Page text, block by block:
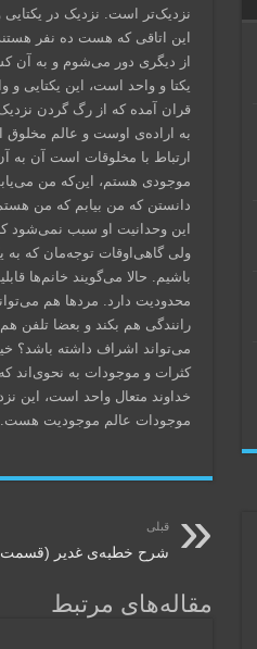
نزدیک‌تر است. نزدیک در
این اتاقی که هست ده نفر
از دیگری دور می‌شوم و به آن
یکتا و واحد است، این یکتایی و
قران آمده که از رگ گردن
به اراده‌ی اوست و عالم مخلوق
ارتباط با مخلوقات است آن
موجودی هستم، این‌که من
دانستن که من بیابم که من
این وحدانیت او سبب نمی‌شود
ولی گاهی‌اوقات توجه‌مان که
باشیم. حالا می‌گویند خانم‌ها
محدودیت دارد. مردها هم
رانندگی هم بکند و بعضا تلفن
می‌تواند اشراف داشته باشد؟
کثرات و موجودات به نحوی‌اند
خداوند متعال واحد است، این
موجودات عالم موجودیت هست.
قبلی
شرح خطبه‌ی غدیر
مقاله‌های مرتبط